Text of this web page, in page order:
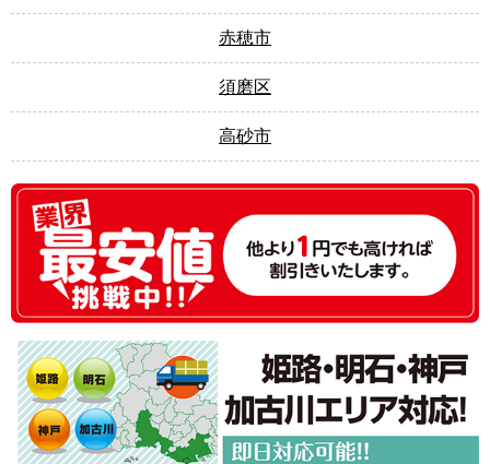
赤穂市
須磨区
高砂市